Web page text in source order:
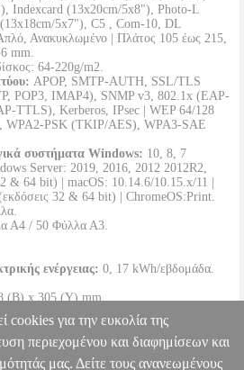
Indexcard (13x20cm/5x8"), Photo-L
5x7"), C5 , Com-10, DL
Ανακυκλωμένο | Πλάτος 105 έως 215,
mm.
64-220g/m2.
APOP, SMTP-AUTH, SSL/TLS
POP3, IMAP4), SNMP v3, 802.1x (EAP-
TTLS), Kerberos, IPsec | WEP 64/128
PSK (TKIP/AES), WPA3-SAE
συστήματα Windows: 10, 8, 7
Server: 2019, 2016, 2012 2012R2,
& 64 bit) | macOS: 10.14.6/10.15.x/11 |
32 & 64 bit) | ChromeOS:Print.
Α4 / 50 Φύλλα Α3.
ενέργειας: 0, 17 kWh/εβδομάδα.
(Β) x 305 (Υ) mm.
ημερών
cookies για την ευκολία της
περιεχομένου και διαφημίσεων και
μας. Δείτε τους ανανεωμένους